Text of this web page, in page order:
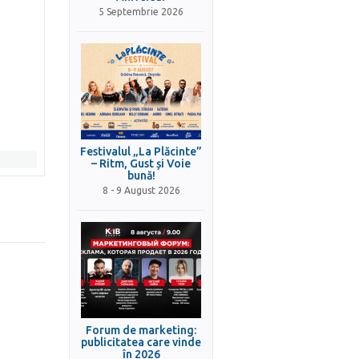
5 Septembrie 2026
Festivalul „La Plăcinte”
– Ritm, Gust și Voie
bună!
8 - 9 August 2026
Forum de marketing:
publicitatea care vinde
în 2026